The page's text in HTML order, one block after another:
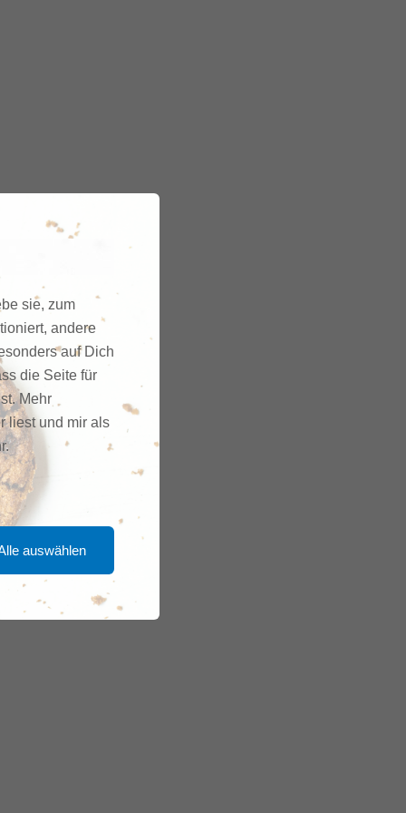
sie, zum
andere
auf Dich
die Seite für
Mehr
liest und mir als
auswählen